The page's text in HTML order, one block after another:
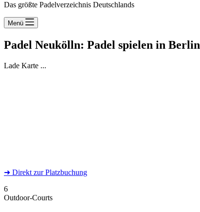
Das größte Padelverzeichnis Deutschlands
Menü
Padel Neukölln: Padel spielen in Berlin
Lade Karte ...
➜ Direkt zur Platzbuchung
6
Outdoor-Courts